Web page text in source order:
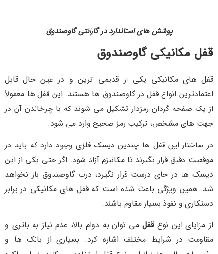
پوشش های استاندارد در گارانتی گاوصندوق
قفل مکانیکی گاوصندوق
قفل های مکانیکی یکی از قدیمی ترین و در عین حال قابل
اعتمادترین انواع قفل در گاوصندوق ها هستند. این قفل ها معمولاً
از یک صفحه گردان رمزدار تشکیل می شوند که با چرخاندن آن در
جهت های مشخص، ترکیب رمز صحیح وارد می شود.
در ساختار این قفل ها چندین دیسک فلزی وجود دارد که باید در
موقعیت دقیق قرار بگیرند تا مکانیزم آزاد شود. اگر حتی یکی از این
دیسک ها در جای درست قرار نگیرد، درب گاوصندوق باز نخواهد
شد. همین ویژگی باعث شده است که قفل های مکانیکی در برابر
دستکاری و نفوذ بسیار مقاوم باشند.
از مزایای این نوعقفلمی توان به دوام بالا، عدم نیاز به باتری و
مقاومت در شرایط مختلف اشاره کرد. بسیاری از بانک ها و